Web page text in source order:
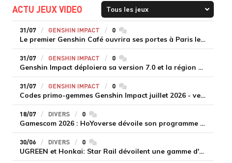
ACTU JEUX VIDEO
31/07 GENSHIN IMPACT 0commentaires
Le premier Genshin Café ouvrira ses portes à Paris le 14 août
31/07 GENSHIN IMPACT 0commentaires
Genshin Impact déploiera sa version 7.0 et la région de Snezhnaya le 12 août
31/07 GENSHIN IMPACT 0commentaires
Codes primo-gemmes Genshin Impact juillet 2026 - version 7.0
18/07 DIVERS 0commentaires
Gamescom 2026 : HoYoverse dévoile son programme et présente deux nouveaux jeux inédits
30/06 DIVERS 0commentaires
UGREEN et Honkai: Star Rail dévoilent une gamme d'accessoires de recharge en édition limitée